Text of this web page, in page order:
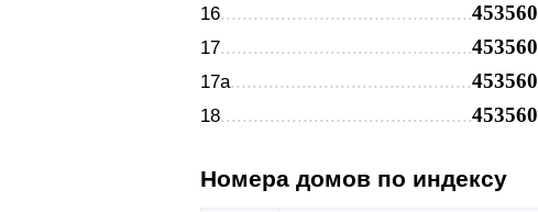
16 453560
17 453560
17а 453560
18 453560
Номера домов по индексу